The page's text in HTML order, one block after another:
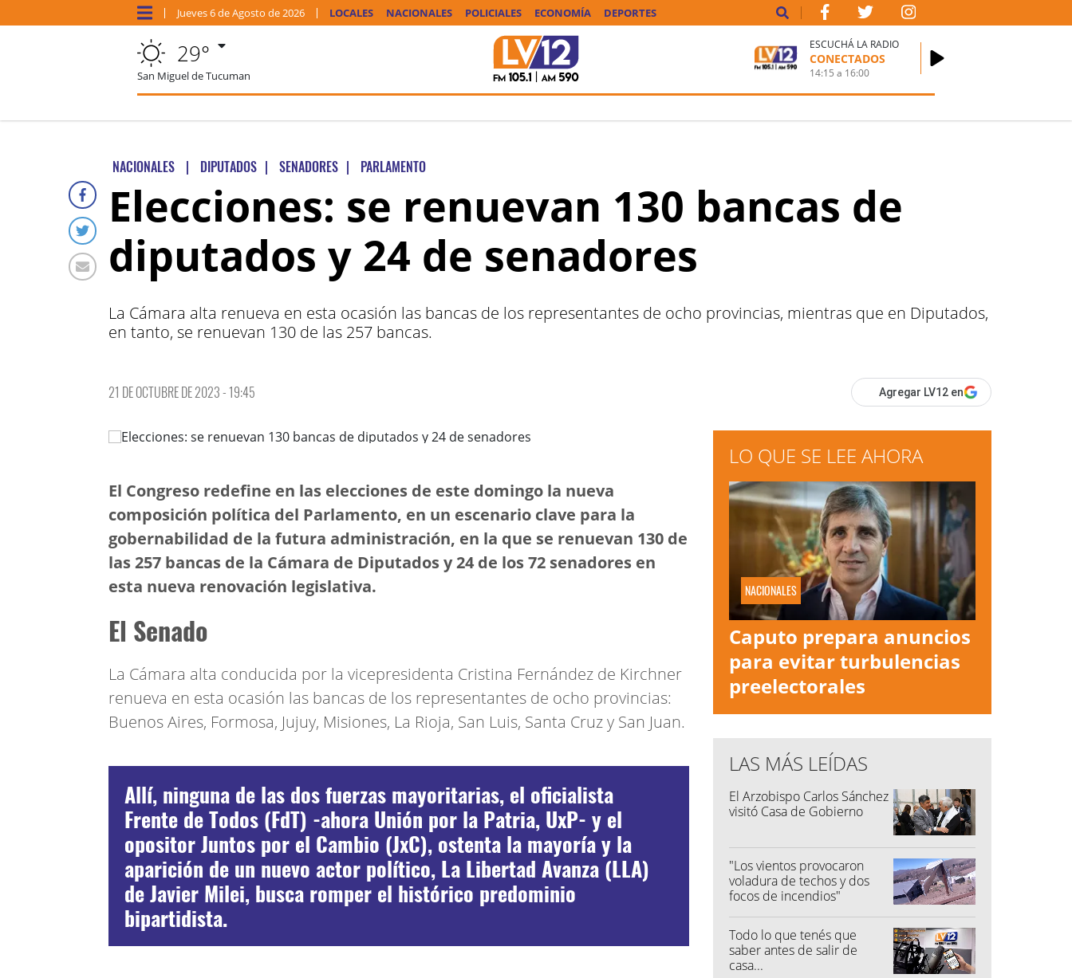
Jueves6 deAgosto de 2026 LOCALES NACIONALES POLICIALES ECONOMÍA DEPORTES
29°
San Miguel de Tucuman
ESCUCHÁ LA RADIO
CONECTADOS
14:15 a 16:00
NACIONALES | DIPUTADOS | SENADORES | PARLAMENTO
Elecciones: se renuevan 130 bancas de
diputados y 24 de senadores
La Cámara alta renueva en esta ocasión las bancas de los representantes de ocho provincias, mientras que en Diputados,
en tanto, se renuevan 130 de las 257 bancas.
21 DE OCTUBRE DE 2023 - 19:45 Agregar LV12 en
El Congreso redefine en las elecciones de este domingo la nueva
composición política del Parlamento, en un escenario clave para la
gobernabilidad de la futura administración, en la que se renuevan 130 de
las 257 bancas de la Cámara de Diputados y 24 de los 72 senadores en
esta nueva renovación legislativa.
El Senado
La Cámara alta conducida por la vicepresidenta Cristina Fernández de Kirchner
renueva en esta ocasión las bancas de los representantes de ocho provincias:
Buenos Aires, Formosa, Jujuy, Misiones, La Rioja, San Luis, Santa Cruz y San Juan.
Allí, ninguna de las dos fuerzas mayoritarias, el oficialista
Frente de Todos (FdT) -ahora Unión por la Patria, UxP- y el
opositor Juntos por el Cambio (JxC), ostenta la mayoría y la
aparición de un nuevo actor político, La Libertad Avanza (LLA)
de Javier Milei, busca romper el histórico predominio
bipartidista.
LO QUE SE LEE AHORA
NACIONALES
Caputo prepara anuncios
para evitar turbulencias
preelectorales
LAS MÁS LEÍDAS
El Arzobispo Carlos Sánchez
visitó Casa de Gobierno
"Los vientos provocaron
voladura de techos y dos
focos de incendios"
Todo lo que tenés que
saber antes de salir de
casa...